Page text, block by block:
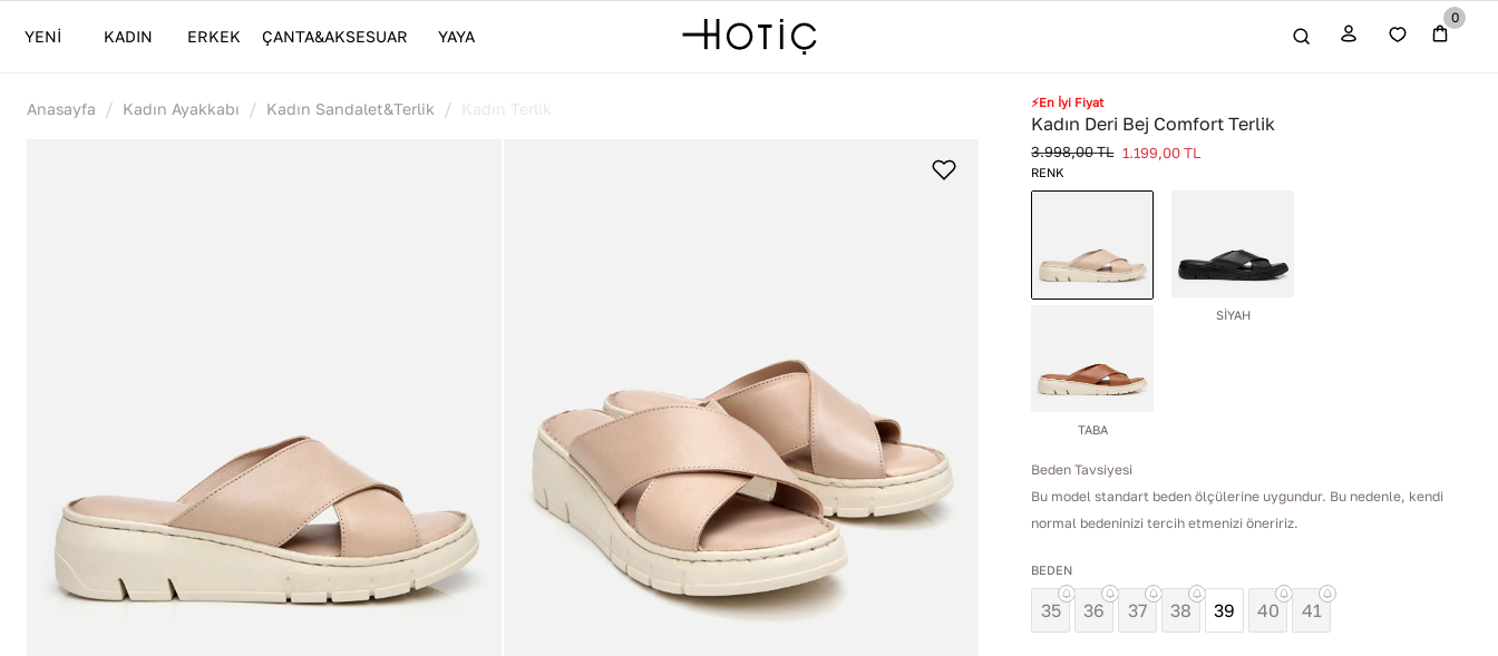
YENİ KADIN ERKEK ÇANTA&AKSESUAR YAYA
0
Anasayfa / Kadın Ayakkabı / Kadın Sandalet&Terlik / Kadın Terlik ⚡En İyi Fiyat
Kadın Deri Bej Comfort Terlik
3.998,00TL 1.199,00 TL
RENK
SİYAH
TABA
Beden Tavsiyesi
Bu model standart beden ölçülerine uygundur. Bu nedenle, kendi
normal bedeninizi tercih etmenizi öneririz.
BEDEN
35 36 37 38 39 40 41